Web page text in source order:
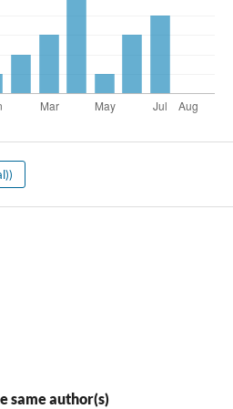
same author(s)